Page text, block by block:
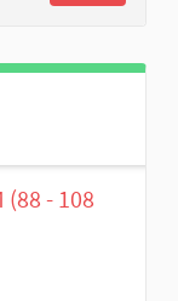
(88 - 108